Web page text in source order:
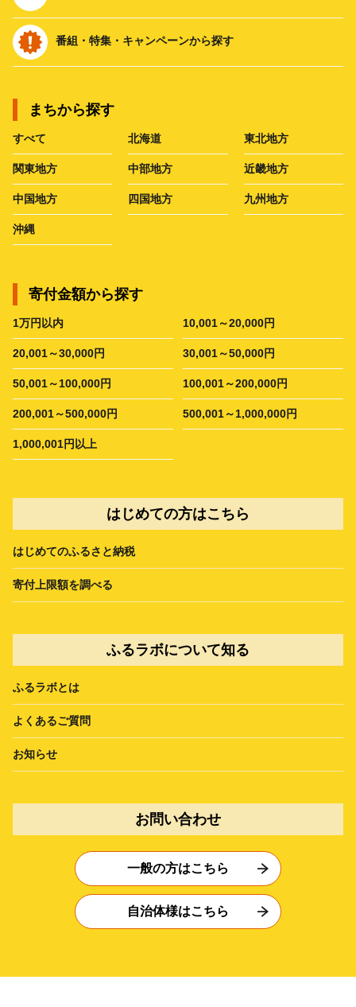
番組・特集・キャンペーンから探す
まちから探す
すべて 北海道 東北地方
関東地方 中部地方 近畿地方
中国地方 四国地方 九州地方
沖縄
寄付金額から探す
1万円以内 10,001～20,000円
20,001～30,000円 30,001～50,000円
50,001～100,000円 100,001～200,000円
200,001～500,000円 500,001～1,000,000円
1,000,001円以上
はじめての方はこちら
はじめてのふるさと納税
寄付上限額を調べる
ふるラボについて知る
ふるラボとは
よくあるご質問
お知らせ
お問い合わせ
一般の方はこちら
自治体様はこちら